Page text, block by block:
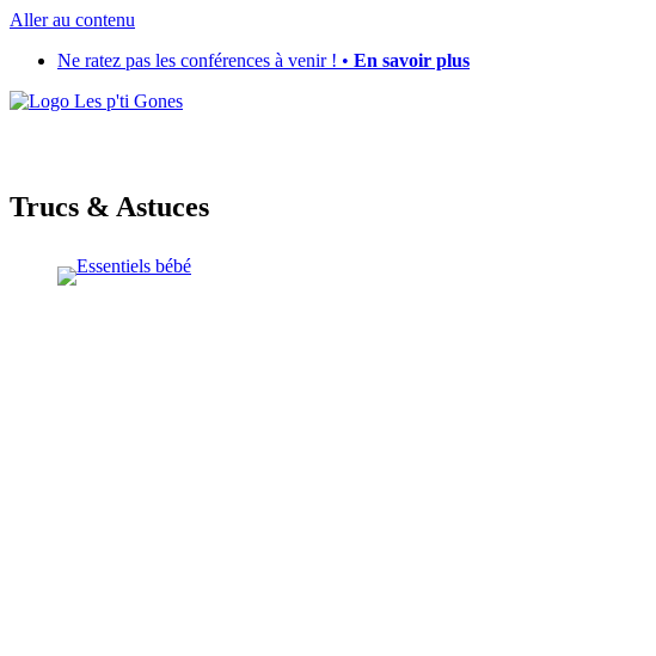
Aller au contenu
Ne ratez pas les conférences à venir ! • En savoir plus
Trucs & Astuces